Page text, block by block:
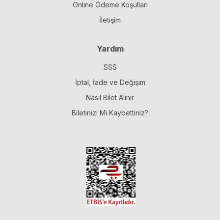
Online Ödeme Koşulları
İletişim
Yardım
SSS
İptal, İade ve Değişim
Nasıl Bilet Alınır
Biletinizi Mi Kaybettiniz?